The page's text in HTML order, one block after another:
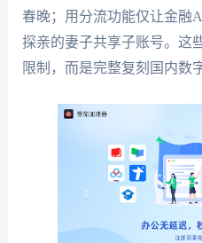
春晚；用分流功能仅让金融
探亲的妻子共享子账号。这
限制，而是完整复刻国内数